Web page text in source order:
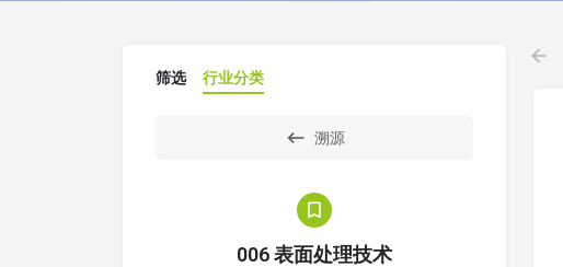
筛选 行业分类
溯源
006 表面处理技术